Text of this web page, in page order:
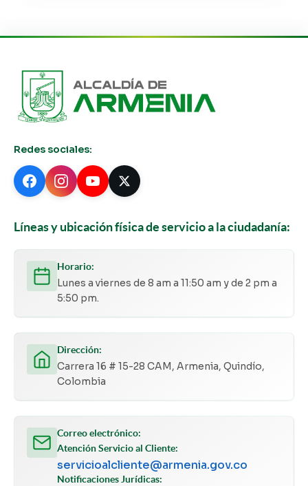
Redes sociales:
Líneas y ubicación física de servicio a la ciudadanía:
Horario:
Lunes a viernes de 8 am a 11:50 am y de 2 pm a
5:50 pm.
Dirección:
Carrera 16 # 15-28 CAM, Armenia, Quindío,
Colombia
Correo electrónico:
Atención Servicio al Cliente:
servicioalcliente@armenia.gov.co
Notificaciones Jurídicas: